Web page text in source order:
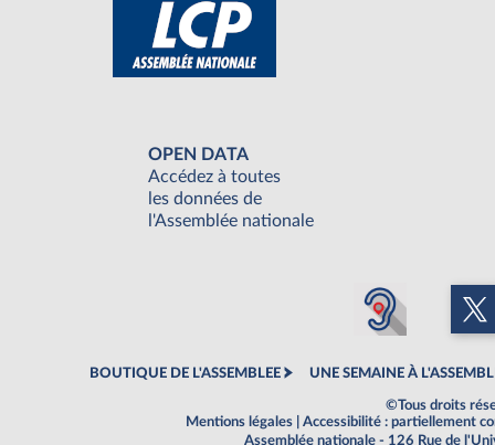
OPEN DATA
Accédez à toutes
les données de
l'Assemblée nationale
BOUTIQUE DE L'ASSEMBLEE UNE SEMAINE À
©Tous droits
Mentions légales
Accessibilité : partiellement
Assemblée nationale - 126 Rue de